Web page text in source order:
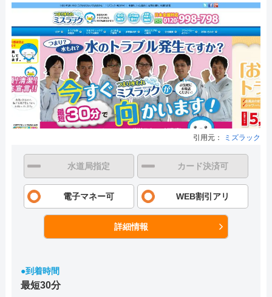
引用元： ミズラック
水道局指定 カード決済可
電子マネー可 WEB割引アリ
詳細情報
●到着時間
最短30分